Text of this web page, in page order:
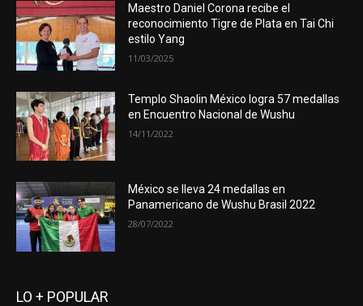
Maestro Daniel Corona recibe el
reconocimiento Tigre de Plata en Tai Chi
estilo Yang
11/03/2025
Templo Shaolin México logra 57 medallas
en Encuentro Nacional de Wushu
14/11/2022
México se lleva 24 medallas en
Panamericano de Wushu Brasil 2022
28/07/2022
LO + POPULAR